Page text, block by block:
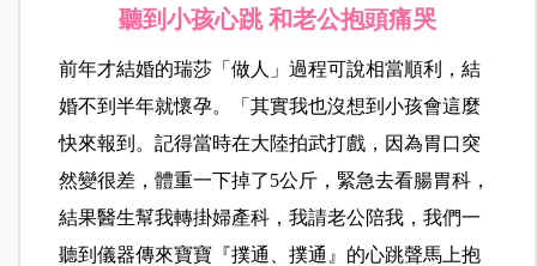
聽到小孩心跳 和老公抱頭痛哭
前年才結婚的瑞莎「做人」過程可說相當順利，結
婚不到半年就懷孕。「其實我也沒想到小孩會這麼
快來報到。記得當時在大陸拍武打戲，因為胃口突
然變很差，體重一下掉了5公斤，緊急去看腸胃科，
結果醫生幫我轉掛婦產科，我請老公陪我，我們一
聽到儀器傳來寶寶『撲通、撲通』的心跳聲馬上抱